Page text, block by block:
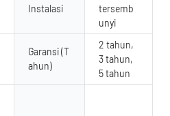
Instalasi
tersemb
unyi
Garansi (T
ahun)
2 tahun,
3 tahun,
5 tahun